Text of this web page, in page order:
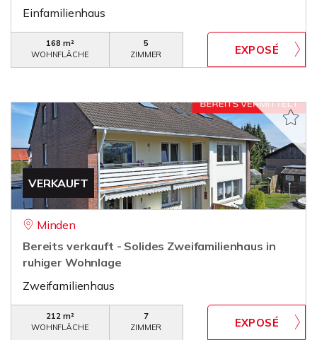
Einfamilienhaus
168 m²
WOHNFLÄCHE
5
ZIMMER
VERKAUFT
Minden
Bereits verkauft - Solides Zweifamilienhaus in
ruhiger Wohnlage
Zweifamilienhaus
212 m²
WOHNFLÄCHE
7
ZIMMER